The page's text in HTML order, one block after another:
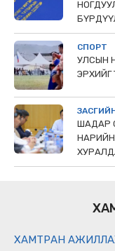
СПОРТ
УЛСЫН
ЭРХИЙГ
ШАДАР
ХАМТРАН